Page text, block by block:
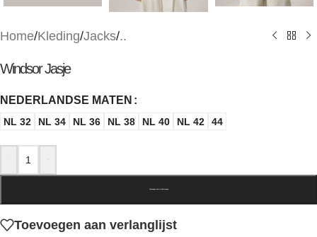
Home/Kleding/Jacks/..
Windsor Jasje
NEDERLANDSE MATEN
NL 32 NL 34 NL 36 NL 38 NL 40 NL 42 44
Toevoegen aan verlanglijst